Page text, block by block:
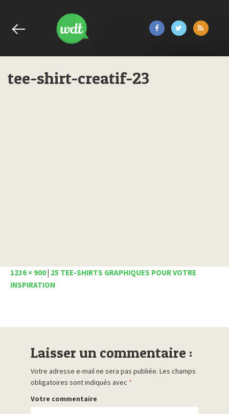
tee-shirt-creatif-23
1236 × 900| 25 TEE-SHIRTS GRAPHIQUES POUR VOTRE
INSPIRATION
Laisser un commentaire :
Votre adresse e-mail ne sera pas publiée. Les champs
obligatoires sont indiqués avec *
Votre commentaire